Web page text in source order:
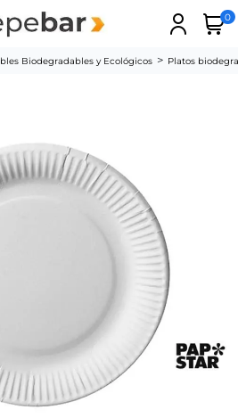
0
Biodegradables y Ecológicos Platos